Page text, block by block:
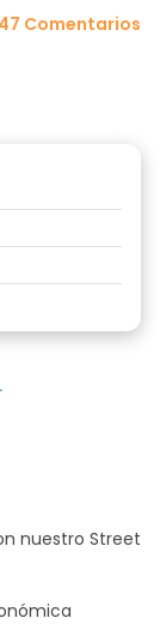
Comentarios
nuestro Street